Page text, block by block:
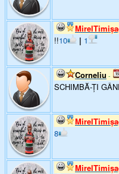
!!10 | 1
Corneliu -
SCHIMBĂ-ȚI
8